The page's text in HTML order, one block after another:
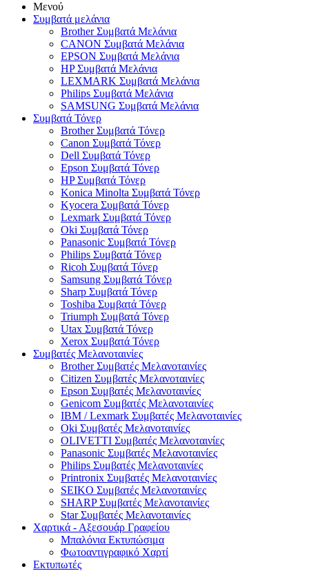
Μενού
Συμβατά μελάνια
Brother Συμβατά Μελάνια
CANON Συμβατά Μελάνια
EPSON Συμβατά Μελάνια
HP Συμβατά Μελάνια
LEXMARK Συμβατά Μελάνια
Philips Συμβατά Μελάνια
SAMSUNG Συμβατά Μελάνια
Συμβατά Τόνερ
Brother Συμβατά Τόνερ
Canon Συμβατά Τόνερ
Dell Συμβατά Τόνερ
Epson Συμβατά Τόνερ
HP Συμβατά Τόνερ
Konica Minolta Συμβατά Τόνερ
Kyocera Συμβατά Τόνερ
Lexmark Συμβατά Τόνερ
Oki Συμβατά Τόνερ
Panasonic Συμβατά Τόνερ
Philips Συμβατά Τόνερ
Ricoh Συμβατά Τόνερ
Samsung Συμβατά Τόνερ
Sharp Συμβατά Τόνερ
Toshiba Συμβατά Τόνερ
Triumph Συμβατά Τόνερ
Utax Συμβατά Τόνερ
Xerox Συμβατά Τόνερ
Συμβατές Μελανοταινίες
Brother Συμβατές Μελανοταινίες
Citizen Συμβατές Μελανοταινίες
Epson Συμβατές Μελανοταινίες
Genicom Συμβατές Μελανοταινίες
IBM / Lexmark Συμβατές Μελανοταινίες
Oki Συμβατές Μελανοταινίες
OLIVETTI Συμβατές Μελανοταινίες
Panasonic Συμβατές Μελανοταινίες
Philips Συμβατές Μελανοταινίες
Printronix Συμβατές Μελανοταινίες
SEIKO Συμβατές Μελανοταινίες
SHARP Συμβατές Μελανοταινίες
Star Συμβατές Μελανοταινίες
Χαρτικά - Αξεσουάρ Γραφείου
Μπαλόνια Εκτυπώσιμα
Φωτοαντιγραφικό Χαρτί
Εκτυπωτές